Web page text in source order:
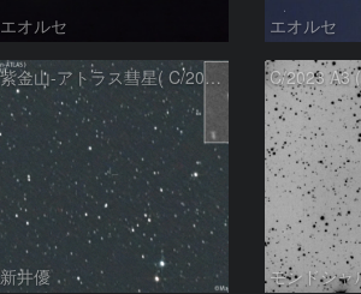
エオルセ エオルセ
紫金山-アトラス彗星( C/2023A3 )：2025/09/16
新井優 モンドシャ